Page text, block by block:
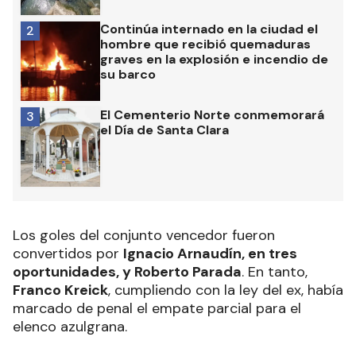
Continúa internado en la ciudad el
hombre que recibió quemaduras
graves en la explosión e incendio de
su barco
2
El Cementerio Norte conmemorará
el Día de Santa Clara
3
Los goles del conjunto vencedor fueron
convertidos por Ignacio Arnaudín, en tres
oportunidades, y Roberto Parada. En tanto,
Franco Kreick, cumpliendo con la ley del ex, había
marcado de penal el empate parcial para el
elenco azulgrana.